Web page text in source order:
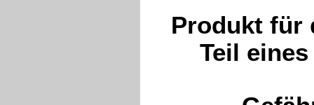
Produkt für
Teil